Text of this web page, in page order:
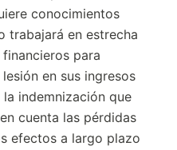
conocimientos
trabajará en estrecha
para
en sus ingresos
indemnización que
cuenta las pérdidas
efectos a largo plazo